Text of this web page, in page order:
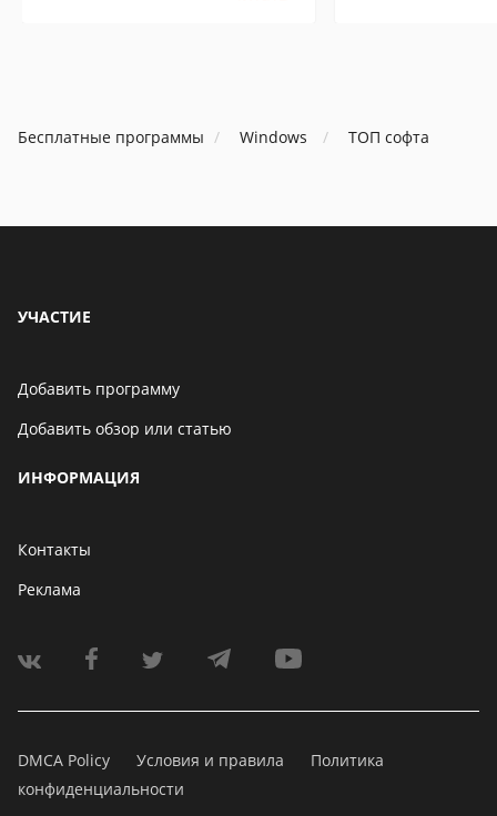
Бесплатные программы Windows ТОП софта
УЧАСТИЕ
Добавить программу
Добавить обзор или статью
ИНФОРМАЦИЯ
Контакты
Реклама
DMCA Policy Условия и правила
Политика
конфиденциальности